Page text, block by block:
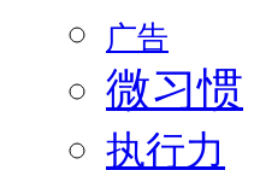
广告
微习惯
执行力